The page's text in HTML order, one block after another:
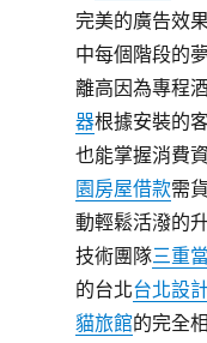
完美的廣告效
中每個階段的
離高因為專程
器根據安裝的
也能掌握消費
園房屋借款需
動輕鬆活潑的
技術團隊三重
的台北台北設
貓旅館的完全